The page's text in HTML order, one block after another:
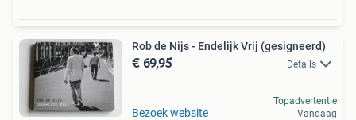
Rob de Nijs - Endelijk Vrij (gesigneerd)
€ 69,95 Details
Bezoek website
Topadvertentie
Vandaag